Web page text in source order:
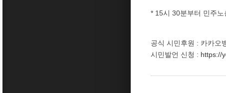
* 15시 30분부터 민주
공식 시민후원 : 카카오
시민발언 신청 : https://